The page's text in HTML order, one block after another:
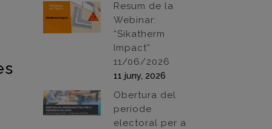
Resum de la
Webinar:
“Sikatherm
Impact”
11/06/2026
11 juny, 2026
Obertura del
període
electoral per a